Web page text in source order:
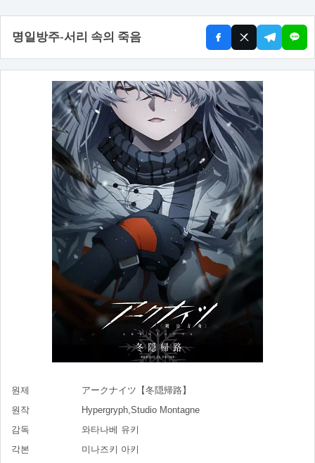
명일방주-서리 속의 죽음
원제
アークナイツ【冬隠帰路】
원작
Hypergryph,Studio Montagne
감독
와타나베 유키
각본
미나즈키 아키